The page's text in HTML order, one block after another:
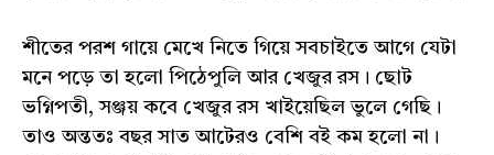
শীতের পরশ গায়ে মেখে নিতে গিয়ে সবচাইতে আগে যেটা
মনে পড়ে তা হলো পিঠেপুলি আর খেজুর রস। ছোট
ভগ্নিপতী, সঞ্জয় কবে খেজুর রস খাইয়েছিল ভুলে গেছি।
তাও অন্ততঃ বছর সাত আটেরও বেশি বই কম হলো না।